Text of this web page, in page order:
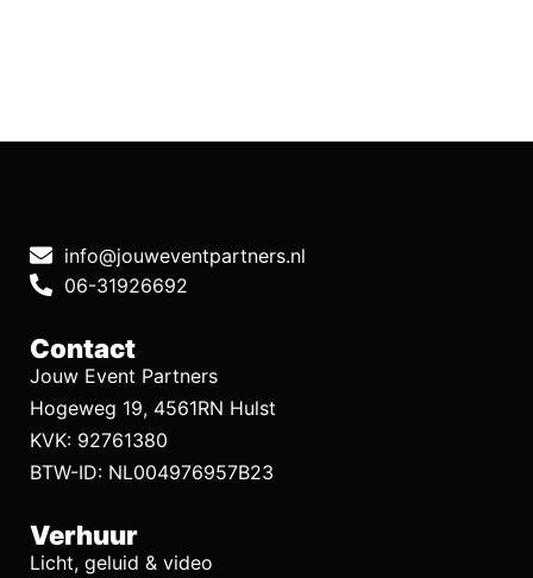
info@jouweventpartners.nl
06-31926692
Contact
Jouw Event Partners
Hogeweg 19, 4561RN Hulst
KVK: 92761380
BTW-ID: NL004976957B23
Verhuur
Licht, geluid & video